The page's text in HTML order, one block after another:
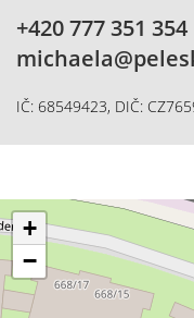
+420 777 351 354
IČ: 68549423, DIČ:
+
−